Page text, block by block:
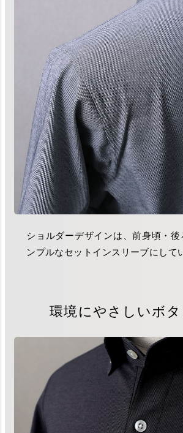
ショルダーデザインは、前身頃・後
ンプルなセットインスリーブにして
環境にやさしいボ